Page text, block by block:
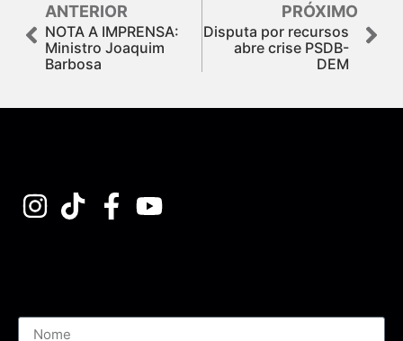
ANTERIOR
NOTA A IMPRENSA:
Ministro Joaquim
Barbosa
PRÓXIMO
Disputa por recursos
abre crise PSDB-
DEM